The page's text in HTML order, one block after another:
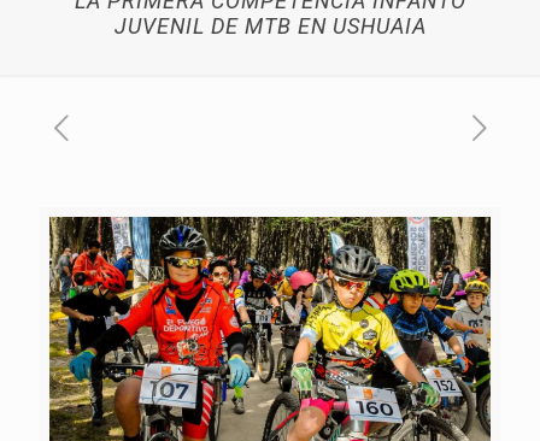
JUVENIL DE MTB EN USHUAIA